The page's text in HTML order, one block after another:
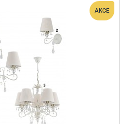
AKCE